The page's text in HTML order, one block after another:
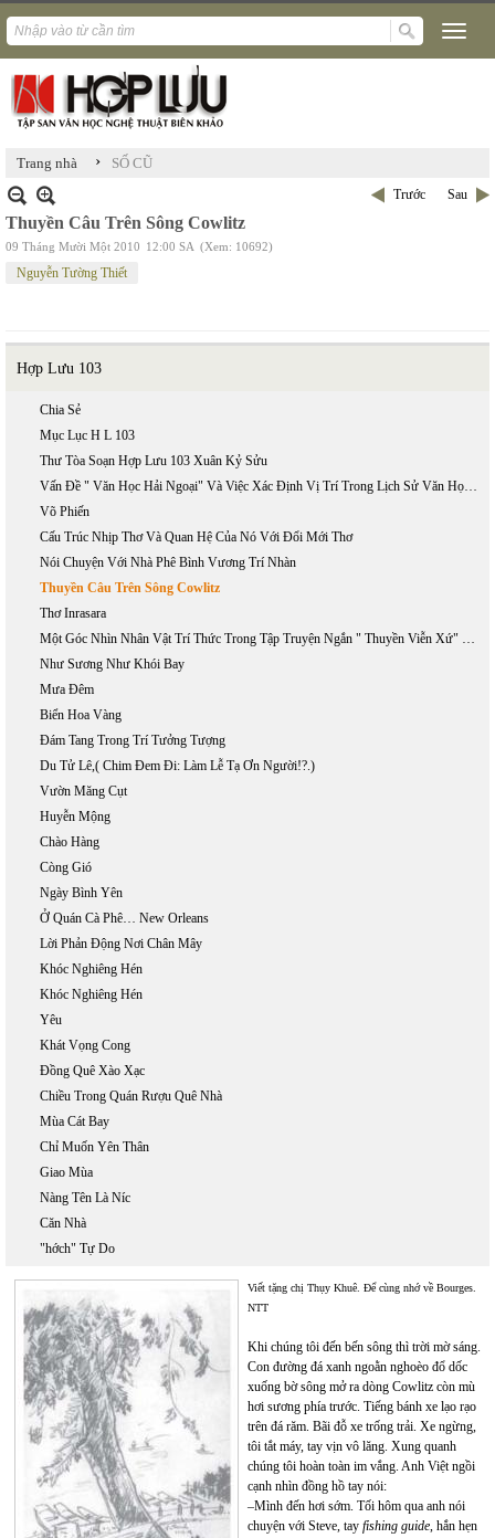
Trang nhà › SỐ CŨ
Trước Sau
Thuyền Câu Trên Sông Cowlitz
09 Tháng Mười Một 2010 12:00 SA (Xem: 10692)
Nguyễn Tường Thiết
Hợp Lưu 103
Chia Sẻ
Mục Lục H L 103
Thư Tòa Soạn Hợp Lưu 103 Xuân Kỷ Sửu
Vấn Đề " Văn Học Hải Ngoại" Và Việc Xác Định Vị Trí Trong Lịch Sử Văn Học Việt Nam Của " Nam Ông Mộng Lục"
Võ Phiến
Cấu Trúc Nhịp Thơ Và Quan Hệ Của Nó Với Đổi Mới Thơ
Nói Chuyện Với Nhà Phê Bình Vương Trí Nhàn
Thuyền Câu Trên Sông Cowlitz
Thơ Inrasara
Một Góc Nhìn Nhân Vật Trí Thức Trong Tập Truyện Ngắn " Thuyền Viễn Xứ" Của Nguyễn Mộng Giác.
Như Sương Như Khói Bay
Mưa Đêm
Biển Hoa Vàng
Đám Tang Trong Trí Tưởng Tượng
Du Tử Lê,( Chim Đem Đi: Làm Lễ Tạ Ơn Người!?.)
Vườn Măng Cụt
Huyễn Mộng
Chào Hàng
Còng Gió
Ngày Bình Yên
Ở Quán Cà Phê… New Orleans
Lời Phản Động Nơi Chân Mây
Khóc Nghiêng Hén
Khóc Nghiêng Hén
Yêu
Khát Vọng Cong
Đồng Quê Xào Xạc
Chiều Trong Quán Rượu Quê Nhà
Mùa Cát Bay
Chỉ Muốn Yên Thân
Giao Mùa
Nàng Tên Là Níc
Căn Nhà
"hớch" Tự Do
Viết tặng chị Thụy Khuê. Để cùng nhớ về Bourges.
NTT
Khi chúng tôi đến bến sông thì trời mờ sáng.
Con đường đá xanh ngoằn nghoèo đổ dốc
xuống bờ sông mở ra dòng Cowlitz còn mù
hơi sương phía trước. Tiếng bánh xe lạo rạo
trên đá răm. Bãi đỗ xe trống trải. Xe ngừng,
tôi tắt máy, tay vịn vô lăng. Xung quanh
chúng tôi hoàn toàn im vắng. Anh Việt ngồi
cạnh nhìn đồng hồ tay nói:
–Mình đến hơi sớm. Tối hôm qua anh nói
chuyện với Steve, tay fishing guide, hắn hẹn